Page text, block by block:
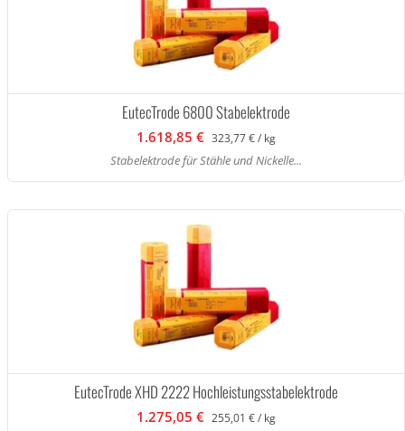
EutecTrode 6800 Stabelektrode
1.618,85 € 323,77 € / kg
Stabelektrode für Stähle und Nickelle...
EutecTrode XHD 2222 Hochleistungsstabelektrode
1.275,05 € 255,01 € / kg